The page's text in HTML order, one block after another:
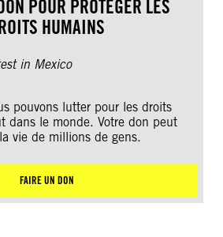
POUR PROTÉGER LES
HUMAINS
pouvons lutter pour les droits
dans le monde. Votre don peut
vie de millions de gens.
FAIRE UN DON